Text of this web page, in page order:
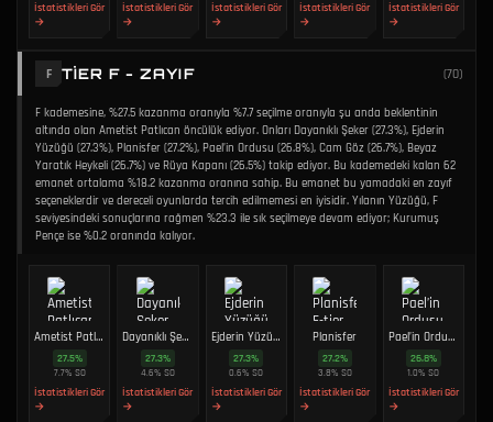
İstatistikleri Gör
→
İstatistikleri Gör
→
İstatistikleri Gör
→
İstatistikleri Gör
→
İstatistikleri Gör
→
F TIER F - ZAYIF (70)
F kademesine, %27.5 kazanma oranıyla %7.7 seçilme oranıyla şu anda beklentinin
altında olan Ametist Patlıcan öncülük ediyor. Onları Dayanıklı Şeker (27.3%), Ejderin
Yüzüğü (27.3%), Planisfer (27.2%), Pael’in Ordusu (26.8%), Cam Göz (26.7%), Beyaz
Yaratık Heykeli (26.7%) ve Rüya Kapanı (26.5%) takip ediyor. Bu kademedeki kalan 62
emanet ortalama %18.2 kazanma oranına sahip. Bu emanet bu yamadaki en zayıf
seçeneklerdir ve dereceli oyunlarda tercih edilmemesi en iyisidir. Yılanın Yüzüğü, F
seviyesindeki sonuçlarına rağmen %23.3 ile sık seçilmeye devam ediyor; Kurumuş
Pençe ise %0.2 oranında kalıyor.
Ametist Patlıcan
27.5%
7.7% SO
İstatistikleri Gör
→
Dayanıklı Şeker
27.3%
4.6%SO
İstatistikleri Gör
→
Ejderin Yüzüğü
27.3%
0.6%SO
İstatistikleri Gör
→
Planisfer
27.2%
3.8% SO
İstatistikleri Gör
→
Pael’in Ordusu
26.8%
1.0%SO
İstatistikleri Gör
→